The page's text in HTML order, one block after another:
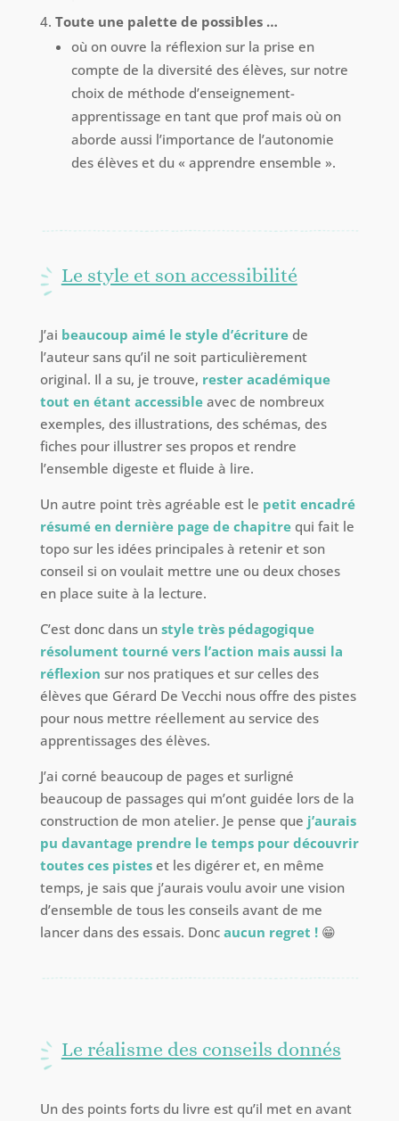
Toute une palette de possibles …
où on ouvre la réflexion sur la prise en
compte de la diversité des élèves, sur notre
choix de méthode d’enseignement-
apprentissage en tant que prof mais où on
aborde aussi l’importance de l’autonomie
des élèves et du « apprendre ensemble ».
Le style et son accessibilité
J’ai beaucoup aimé le style d’écriturede
l’auteur sans qu’il ne soit particulièrement
original. Il a su, je trouve, rester académique
tout en étant accessibleavec de nombreux
exemples, des illustrations, des schémas, des
fiches pour illustrer ses propos et rendre
l’ensemble digeste et fluide à lire.
Un autre point très agréable est le petit encadré
résumé en dernière page de chapitrequi fait le
topo sur les idées principales à retenir et son
conseil si on voulait mettre une ou deux choses
en place suite à la lecture.
C’est donc dans un style très pédagogique
résolument tourné vers l’action mais aussi la
réflexion sur nos pratiques et sur celles des
élèves que Gérard De Vecchi nous offre des pistes
pour nous mettre réellement au service des
apprentissages des élèves.
J’ai corné beaucoup de pages et surligné
beaucoup de passages qui m’ont guidée lors de la
construction de mon atelier. Je pense que j’aurais
pu davantage prendre le temps pour découvrir
toutes ces pisteset les digérer et, en même
temps, je sais que j’aurais voulu avoir une vision
d’ensemble de tous les conseils avant de me
lancer dans des essais. Donc aucun regret !😁
Le réalisme des conseils donnés
Un des points forts du livre est qu’il met en avant